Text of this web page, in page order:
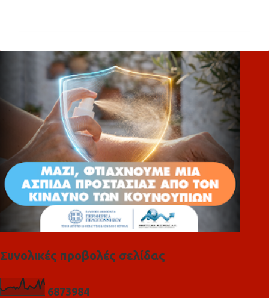
λ
Συνολικές προβολές σελίδας
6873984